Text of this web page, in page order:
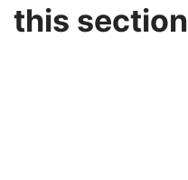
this section